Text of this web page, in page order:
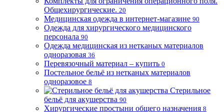
Общехирургические. 20
Медицинская одежда в интернет-магазине 90
Одежда для хирургического медицинского
персонала 90
Одежда медицинская из нетканых материалов
одноразовая 36
Перевязочный материал – купить 0
Постельное бельё из нетканых материалов
одноразовое 8
Стерильное
бельё для акушерства 90
Хирургические простыни общего назначения 8